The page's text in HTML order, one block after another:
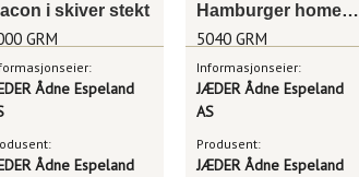
i skiver stekt
GRM
Ådne Espeland
Ådne Espeland
Hamburger homestyle 120g
5040 GRM
Informasjonseier:
JÆDER Ådne Espeland
AS
Produsent:
JÆDER Ådne Espeland